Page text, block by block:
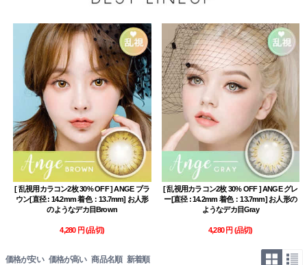
[ 乱視用カラコン2枚 30% OFF ] ANGE ブラ
ウン[直径 : 14.2mm 着色：13.7mm] お人形
のようなデカ目Brown
4,280 円(品切)
[ 乱視用カラコン2枚 30% OFF ] ANGE グレ
ー[直径 : 14.2mm 着色：13.7mm] お人形の
ようなデカ目Gray
4,280 円 (品切)
価格が安い 価格が高い 商品名順 新着順